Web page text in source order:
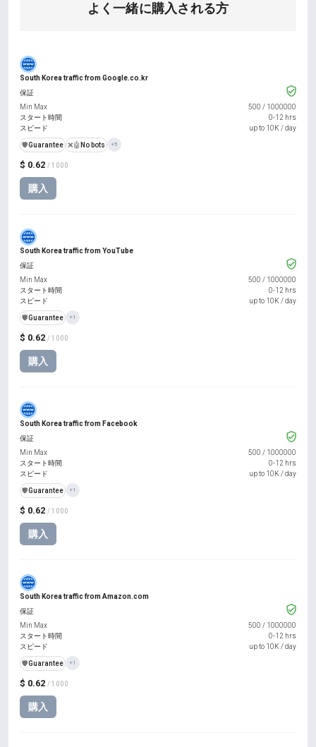
よく一緒に購入される方
South Korea traffic from Google.co.kr
$ 0.62 / 1000
購入
保証
Min Max
500 / 1000000
スタート時間
0-12 hrs
スピード
up to 10K / day
️🛡️Guarantee ❌🤖 No bots +5
South Korea traffic from YouTube
$ 0.62 / 1000
購入
保証
Min Max
500 / 1000000
スタート時間
0-12 hrs
スピード
up to 10K / day
️🛡️Guarantee +1
South Korea traffic from Facebook
$ 0.62 / 1000
購入
保証
Min Max
500 / 1000000
スタート時間
0-12 hrs
スピード
up to 10K / day
️🛡️Guarantee +1
South Korea traffic from Amazon.com
$ 0.62 / 1000
購入
保証
Min Max
500 / 1000000
スタート時間
0-12 hrs
スピード
up to 10K / day
️🛡️Guarantee +1